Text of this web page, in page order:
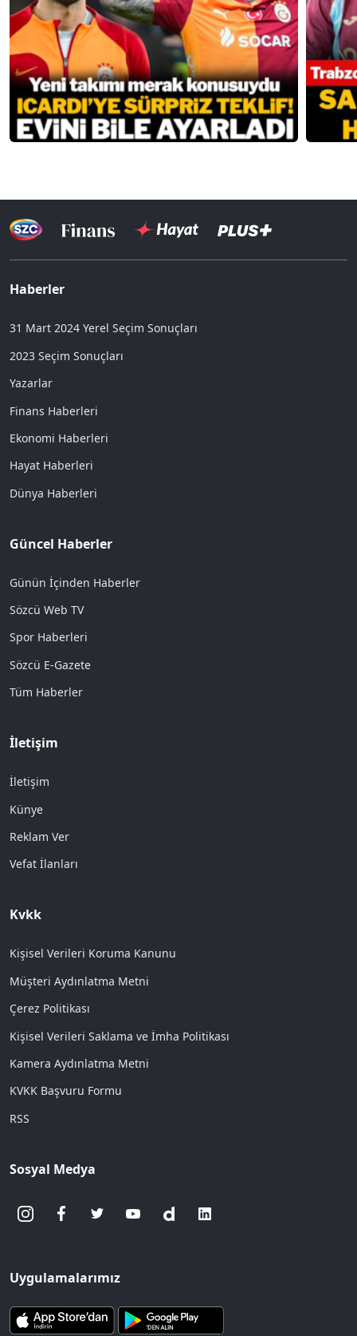
Haberler
31 Mart 2024 Yerel Seçim Sonuçları
2023 Seçim Sonuçları
Yazarlar
Finans Haberleri
Ekonomi Haberleri
Hayat Haberleri
Dünya Haberleri
Güncel Haberler
Günün İçinden Haberler
Sözcü Web TV
Spor Haberleri
Sözcü E-Gazete
Tüm Haberler
İletişim
İletişim
Künye
Reklam Ver
Vefat İlanları
Kvkk
Kişisel Verileri Koruma Kanunu
Müşteri Aydınlatma Metni
Çerez Politikası
Kişisel Verileri Saklama ve İmha Politikası
Kamera Aydınlatma Metni
KVKK Başvuru Formu
RSS
Sosyal Medya
Uygulamalarımız